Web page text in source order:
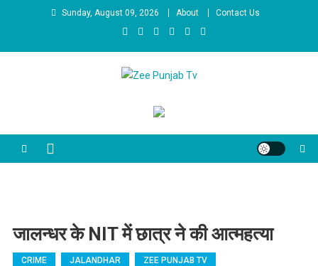
Skip to contentSunday, August 09, 2026 About Contact Us
Zee Punjab Tv
जालन्धर के NIT में छात्र ने की आत्महत्या
CRIME JALANDHAR ZEE PUNJAB TV